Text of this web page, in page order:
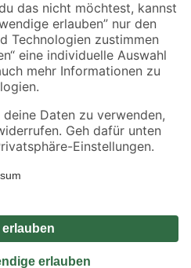
Die dargestellten Angebote sind unter
Die angegebenen Verfügbarkeiten beziehen
nicht für Artikel mit Speditionsversand, hier
Impressum
Vertrag widerrufen